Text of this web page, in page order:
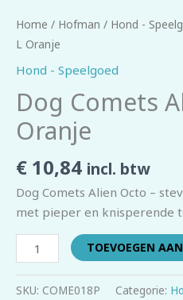
Home / Hofman / Hond -
L Oranje
Hond - Speelgoed
Dog Comets
Oranje
€ 10,84 incl. btw
Dog Comets Alien Octo –
met pieper en knisperende
TOEVOEGEN
SKU: COME018P Categorie: